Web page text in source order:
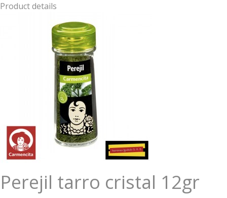
Product details
Perejil tarro cristal 12gr